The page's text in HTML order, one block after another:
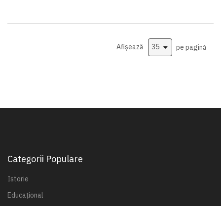
Afișează pe pagină
Categorii Populare
Istorie
Educațional